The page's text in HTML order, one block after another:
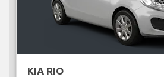
KIA RIO